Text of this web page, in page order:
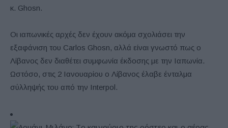
κ. Ghosn.
Οι ιαπωνικές αρχές δεν έχουν ακόμα σχολιάσει την
εξαφάνιση του Carlos Ghosn, αλλά είναι γνωστό πως ο
Λίβανος δεν διαθέτει συμφωνία έκδοσης με την Ιαπωνία.
Ωστόσο, στις 2 Ιανουαρίου ο Λίβανος έλαβε ένταλμα
σύλληψής του από την Interpol.